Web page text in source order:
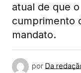
atual de que
cumprimento
mandato.
por Da